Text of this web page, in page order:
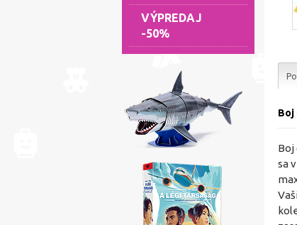
VÝPREDAJ
-50%
Boj
Boj
sa